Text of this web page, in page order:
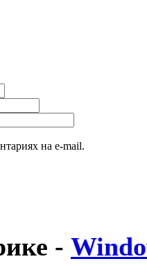
на e-mail.
-